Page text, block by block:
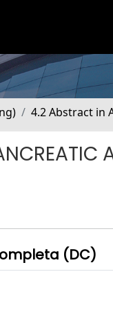
4.2 Abstract in
(DC)